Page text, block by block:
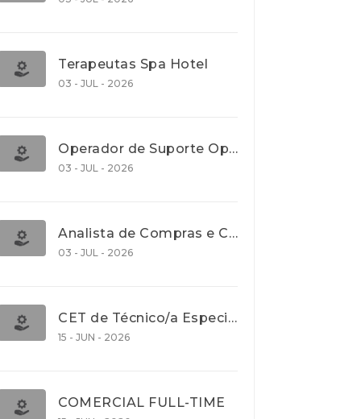
Terapeutas Spa Hotel
03 - JUL - 2026
Operador de Suporte Operacional
03 - JUL - 2026
Analista de Compras e Contratos (Banca)
03 - JUL - 2026
CET de Técnico/a Especialista em Comércio Internacional (Nível 5)
15 - JUN - 2026
COMERCIAL FULL-TIME